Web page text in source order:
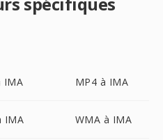
IMA MP4 à IMA
IMA WMA à IMA